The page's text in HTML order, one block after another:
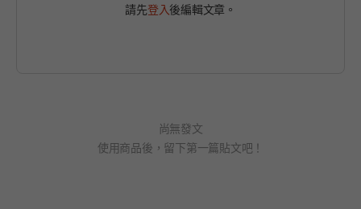
請先登入後編輯文章。
尚無發文
使用商品後，留下第一篇貼文吧！